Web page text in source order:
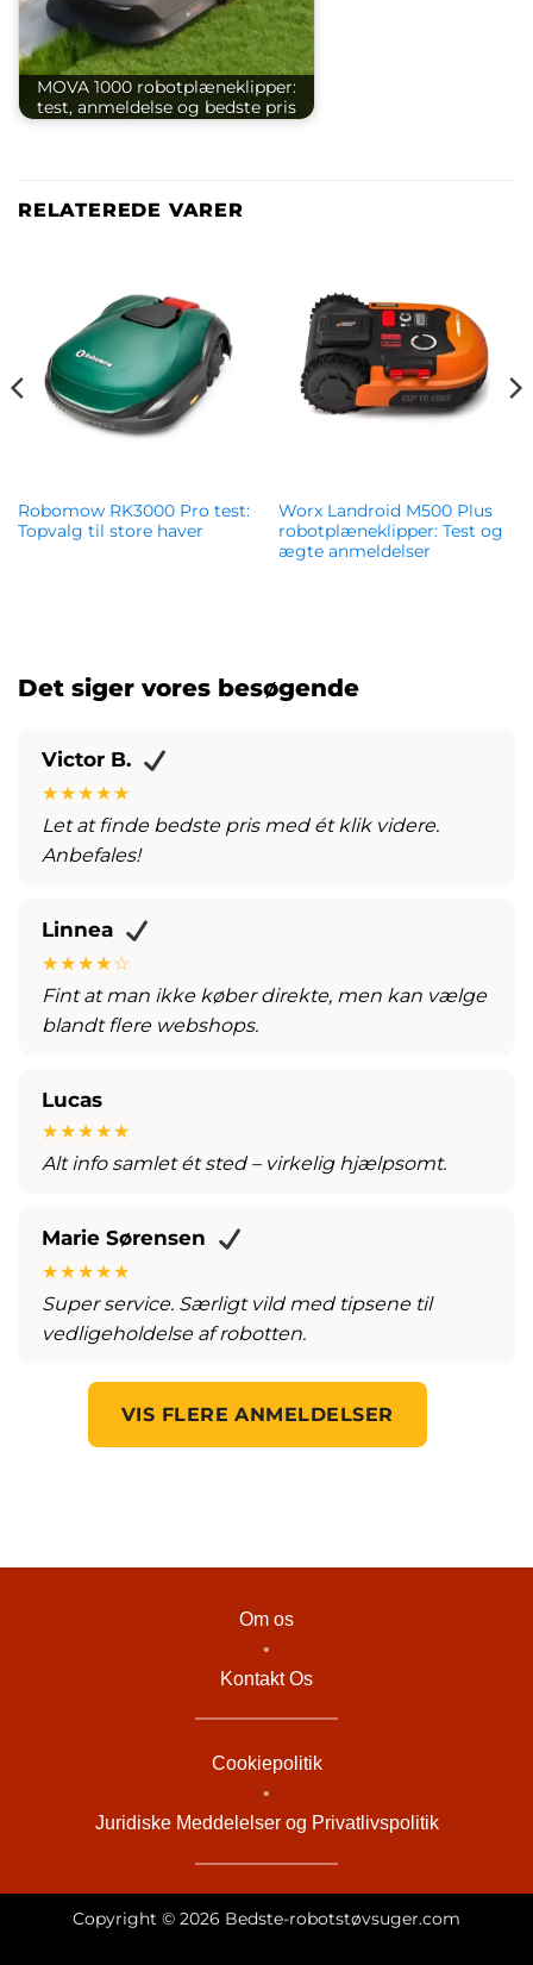
MOVA 1000 robotplæneklipper:
test, anmeldelse og bedste pris
RELATEREDE VARER
Robomow RK3000 Pro test:
Topvalg til store haver
Worx Landroid M500 Plus
robotplæneklipper: Test og
ægte anmeldelser
Det siger vores besøgende
Victor B.
★★★★★
Let at finde bedste pris med ét klik videre.
Anbefales!
Linnea
★★★★☆
Fint at man ikke køber direkte, men kan vælge
blandt flere webshops.
Lucas
★★★★★
Alt info samlet ét sted – virkelig hjælpsomt.
Marie Sørensen
★★★★★
Super service. Særligt vild med tipsene til
vedligeholdelse af robotten.
VIS FLERE ANMELDELSER
Om os
•
Kontakt Os
Cookiepolitik
•
Juridiske Meddelelser og Privatlivspolitik
Copyright © 2026 Bedste-robotstøvsuger.com